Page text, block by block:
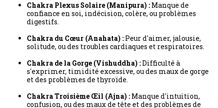
Chakra Plexus Solaire (Manipura) : Manque de
confiance en soi, indécision, colère, ou problèmes
digestifs.
Chakra du Cœur (Anahata) : Peur d'aimer, jalousie,
solitude, ou des troubles cardiaques et respiratoires.
Chakra de la Gorge (Vishuddha) :Difficulté à
s'exprimer, timidité excessive, ou des maux de gorge
et des problèmes de thyroïde.
Chakra Troisième Œil (Ajna) : Manque d'intuition,
confusion, ou des maux de tête et des problèmes de